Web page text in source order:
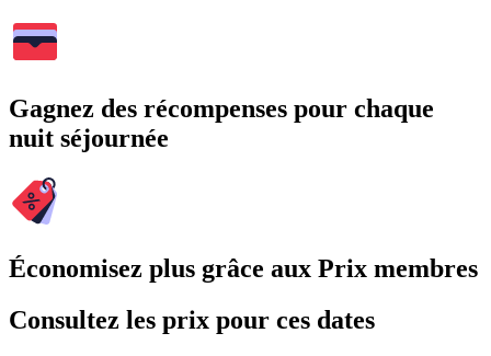
Gagnez des récompenses pour chaque
nuit séjournée
Économisez plus grâce aux Prix membres
Consultez les prix pour ces dates